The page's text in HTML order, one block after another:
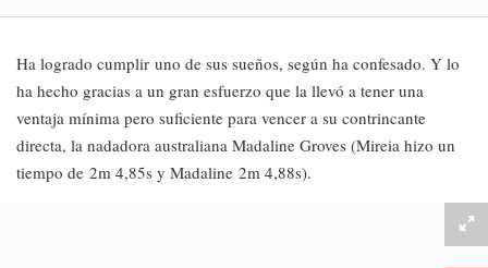
Ha logrado cumplir uno de sus sueños, según ha confesado. Y lo
ha hecho gracias a un gran esfuerzo que la llevó a tener una
ventaja mínima pero suficiente para vencer a su contrincante
directa, la nadadora australiana Madaline Groves (Mireia hizo un
tiempo de 2m 4,85s y Madaline 2m 4,88s).